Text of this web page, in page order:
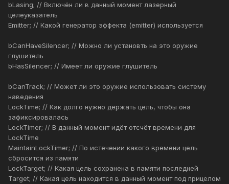
bLasing; // Включён ли в данный момент лазерный
целеуказатель
Emitter; // Какой генератор эффекта (emitter) используется
bCanHaveSilencer; // Можно ли установть на это оружие
глушитель
bHasSilencer; // Имеет ли оружие глушитель
bCanTrack; // Может ли это оружие использовать систему
наведения
LockTime; // Как долго нужно держать цель, чтобы она
зафиксировалась
LockTimer; // В данный момент идёт отсчёт времени для
LockTime
MaintainLockTimer; // По истечении какого времени цель
сбросится из памяти
LockTarget; // Какая цель сохранена в памяти последней
Target; // Какая цель находится в данный момент под прицелом